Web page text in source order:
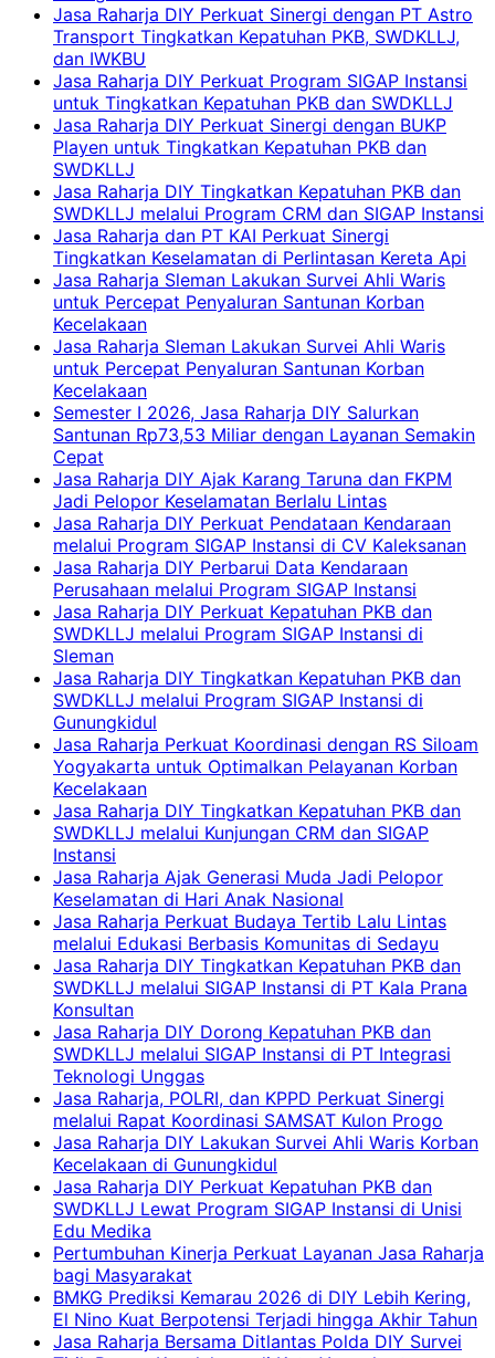
Jasa Raharja DIY Perkuat Sinergi dengan PT Astro
Transport Tingkatkan Kepatuhan PKB, SWDKLLJ,
dan IWKBU
Jasa Raharja DIY Perkuat Program SIGAP Instansi
untuk Tingkatkan Kepatuhan PKB dan SWDKLLJ
Jasa Raharja DIY Perkuat Sinergi dengan BUKP
Playen untuk Tingkatkan Kepatuhan PKB dan
SWDKLLJ
Jasa Raharja DIY Tingkatkan Kepatuhan PKB dan
SWDKLLJ melalui Program CRM dan SIGAP Instansi
Jasa Raharja dan PT KAI Perkuat Sinergi
Tingkatkan Keselamatan di Perlintasan Kereta Api
Jasa Raharja Sleman Lakukan Survei Ahli Waris
untuk Percepat Penyaluran Santunan Korban
Kecelakaan
Jasa Raharja Sleman Lakukan Survei Ahli Waris
untuk Percepat Penyaluran Santunan Korban
Kecelakaan
Semester I 2026, Jasa Raharja DIY Salurkan
Santunan Rp73,53 Miliar dengan Layanan Semakin
Cepat
Jasa Raharja DIY Ajak Karang Taruna dan FKPM
Jadi Pelopor Keselamatan Berlalu Lintas
Jasa Raharja DIY Perkuat Pendataan Kendaraan
melalui Program SIGAP Instansi di CV Kaleksanan
Jasa Raharja DIY Perbarui Data Kendaraan
Perusahaan melalui Program SIGAP Instansi
Jasa Raharja DIY Perkuat Kepatuhan PKB dan
SWDKLLJ melalui Program SIGAP Instansi di
Sleman
Jasa Raharja DIY Tingkatkan Kepatuhan PKB dan
SWDKLLJ melalui Program SIGAP Instansi di
Gunungkidul
Jasa Raharja Perkuat Koordinasi dengan RS Siloam
Yogyakarta untuk Optimalkan Pelayanan Korban
Kecelakaan
Jasa Raharja DIY Tingkatkan Kepatuhan PKB dan
SWDKLLJ melalui Kunjungan CRM dan SIGAP
Instansi
Jasa Raharja Ajak Generasi Muda Jadi Pelopor
Keselamatan di Hari Anak Nasional
Jasa Raharja Perkuat Budaya Tertib Lalu Lintas
melalui Edukasi Berbasis Komunitas di Sedayu
Jasa Raharja DIY Tingkatkan Kepatuhan PKB dan
SWDKLLJ melalui SIGAP Instansi di PT Kala Prana
Konsultan
Jasa Raharja DIY Dorong Kepatuhan PKB dan
SWDKLLJ melalui SIGAP Instansi di PT Integrasi
Teknologi Unggas
Jasa Raharja, POLRI, dan KPPD Perkuat Sinergi
melalui Rapat Koordinasi SAMSAT Kulon Progo
Jasa Raharja DIY Lakukan Survei Ahli Waris Korban
Kecelakaan di Gunungkidul
Jasa Raharja DIY Perkuat Kepatuhan PKB dan
SWDKLLJ Lewat Program SIGAP Instansi di Unisi
Edu Medika
Pertumbuhan Kinerja Perkuat Layanan Jasa Raharja
bagi Masyarakat
BMKG Prediksi Kemarau 2026 di DIY Lebih Kering,
El Nino Kuat Berpotensi Terjadi hingga Akhir Tahun
Jasa Raharja Bersama Ditlantas Polda DIY Survei